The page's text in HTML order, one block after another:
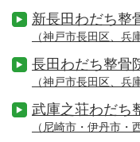
新長田わだち整
（神戸市長田区、兵
長田わだち整骨
（神戸市長田区、兵
武庫之荘わだち
（尼崎市・伊丹市・